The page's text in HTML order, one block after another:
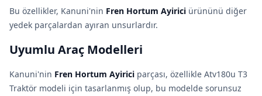
Bu özellikler, Kanuni'nin Fren Hortum Ayirici ürününü diğer
yedek parçalardan ayıran unsurlardır.
Uyumlu Araç Modelleri
Kanuni'nin Fren Hortum Ayirici parçası, özellikle Atv180u T3
Traktör modeli için tasarlanmış olup, bu modelde sorunsuz